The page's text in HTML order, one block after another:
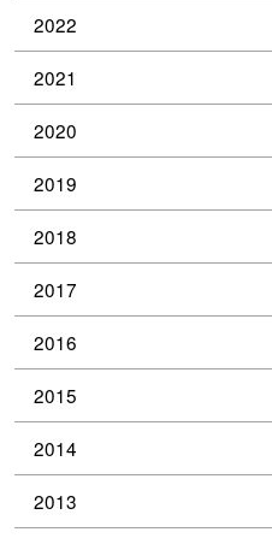
2022
2021
2020
2019
2018
2017
2016
2015
2014
2013